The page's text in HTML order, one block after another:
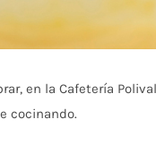
en la Cafetería
cocinando.